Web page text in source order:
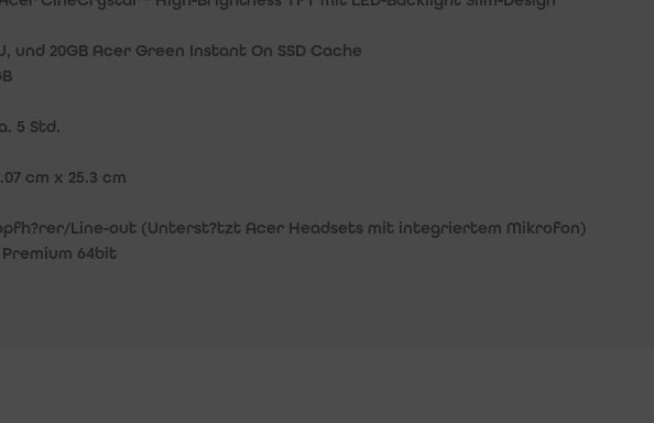
, und 20GB Acer Green Instant On SSD Cache
5 Std.
cm x 25.3 cm
Kopfh?rer/Line-out (Unterst?tzt Acer Headsets mit integriertem Mikrofon)
Premium 64bit